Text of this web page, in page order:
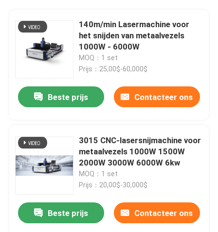
140m/min Lasermachine voor
het snijden van metaalvezels
1000W - 6000W
MOQ：1 set
Prijs：25,00$-60,000$
Beste prijs Contacteer ons
3015 CNC-lasersnijmachine voor
metaalvezels 1000W 1500W
2000W 3000W 6000W 6kw
MOQ：1 set
Prijs：20,00$-30,000$
Beste prijs Contacteer ons